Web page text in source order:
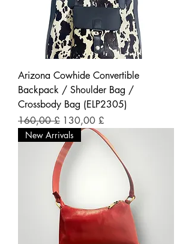
Arizona Cowhide Convertible
Backpack / Shoulder Bag /
Crossbody Bag (ELP2305)
Prezzo regolare
160,00 £ Prezzo scontato
130,00 £
New Arrivals